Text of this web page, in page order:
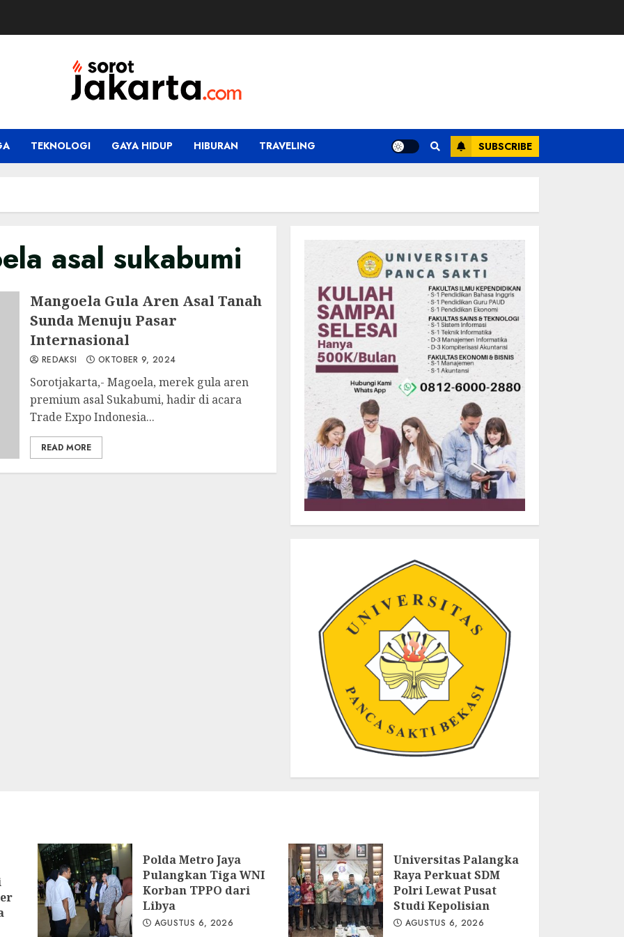
TEKNOLOGI GAYA HIDUP HIBURAN TRAVELING SUBSCRIBE
asal sukabumi
Mangoela Gula Aren Asal Tanah
Sunda Menuju Pasar
Internasional
REDAKSI OKTOBER 9, 2024
Sorotjakarta,- Magoela, merek gula aren
premium asal Sukabumi, hadir di acara
Trade Expo Indonesia...
READ MORE
Polda Metro Jaya
Pulangkan Tiga WNI
Korban TPPO dari
Libya
AGUSTUS 6, 2026
Universitas Palangka
Raya Perkuat SDM
Polri Lewat Pusat
Studi Kepolisian
AGUSTUS 6, 2026